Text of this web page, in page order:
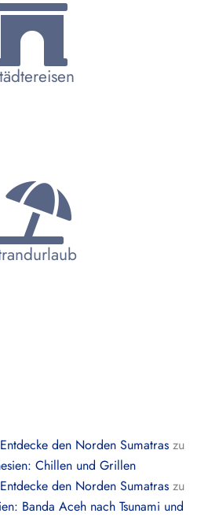
den Norden Sumatras zu
Chillen und Grillen
den Norden Sumatras zu
Banda Aceh nach Tsunami und